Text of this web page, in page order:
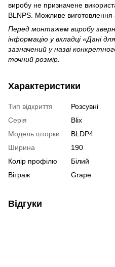
виробу не призначене
BLNPS. Можливе виготовлення
Перед монтажем виробу
інформацію у вкладці «Дані
зазначений у назві
точний розмір.
Характеристики
Тип відкриття
Розсувні
Серія
Blix
Модель шторки
BLDP4
Ширина
190
Колір профілю
Білий
Вітраж
Grape
Відгуки